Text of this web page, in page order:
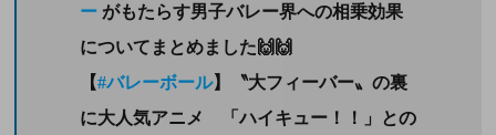
ーがもたらす男子バレー界への相乗効果
についてまとめました🙌🙌
【#バレーボール】〝大フィーバー〟の裏
に大人気アニメ 「ハイキュー！！」との